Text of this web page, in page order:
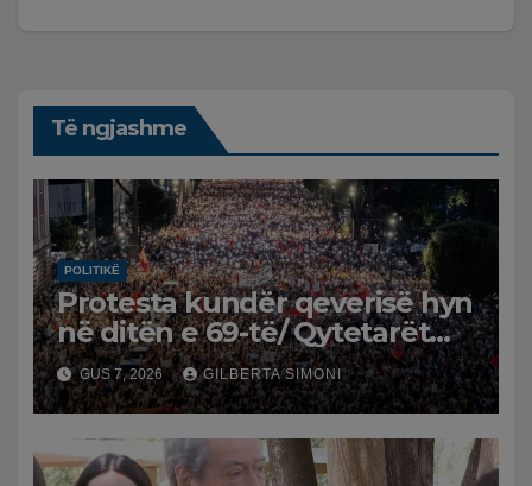
Të ngjashme
POLITIKË
Protesta kundër qeverisë hyn
në ditën e 69-të/ Qytetarët
kërkojnë dorëheqjen e
panegociueshme të Edi
Ramës
GUS 7, 2026 GILBERTA SIMONI